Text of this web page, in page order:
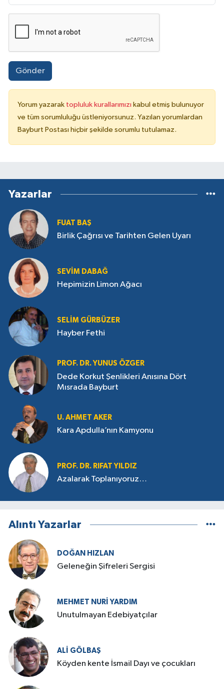
Gönder
Yorum yazarak topluluk kurallarımızı kabul etmiş bulunuyor
ve tüm sorumluluğu üstleniyorsunuz. Yazılan yorumlardan
Bayburt Postası hiçbir şekilde sorumlu tutulamaz.
Yazarlar
FUAT BAŞ
Birlik Çağrısı ve Tarihten Gelen Uyarı
SEVIM DABAĞ
Hepimizin Limon Ağacı
SELIM GÜRBÜZER
Hayber Fethi
PROF. DR. YUNUS ÖZGER
Dede Korkut Şenlikleri Anısına Dört
Mısrada Bayburt
U. AHMET AKER
Kara Apdulla’nın Kamyonu
PROF. DR. RIFAT YILDIZ
Azalarak Toplanıyoruz…
Alıntı Yazarlar
DOĞAN HIZLAN
Geleneğin Şifreleri Sergisi
MEHMET NURI YARDIM
​Unutulmayan Edebiyatçılar
ALI GÖLBAŞ
Köyden kente İsmail Dayı ve çocukları